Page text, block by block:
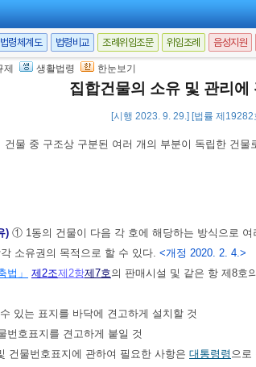
법령체계도 법령비교 조례위임조문 위임조례 음성지원
제 생활법령 한눈보기
집합건물의 소유 및 관리에
[시행 2023. 9. 29.] [법률 제
<개정 2010. 3. 31.>
건물 중 구조상 구분된 여러 개의 부분이 독립한 건
) ① 1동의 건물이 다음 각 호에 해당하는 방식으로 여
소유권의 목적으로 할 수 있다. <개정 2020. 2. 4.>
법」 제2조제2항제7호의 판매시설 및 같은 항 제8호
있는 표지를 바닥에 견고하게 설치할 것
번호표지를 견고하게 붙일 것
건물번호표지에 관하여 필요한 사항은 대통령령 으로